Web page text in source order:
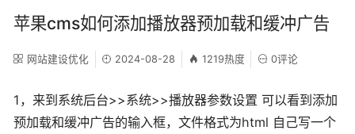
苹果cms如何添加播放器预加载和缓冲广告
网站建设优化 2024-08-28 1219热度 0评论
1，来到系统后台>>系统>>播放器参数设置 可以看到添加
预加载和缓冲广告的输入框，文件格式为html 自己写一个